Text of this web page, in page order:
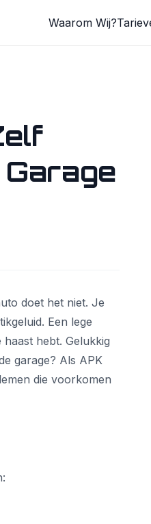
Waarom Wij?
doet het niet. Je
Een lege
hebt. Gelukkig
garage? Als APK
die voorkomen